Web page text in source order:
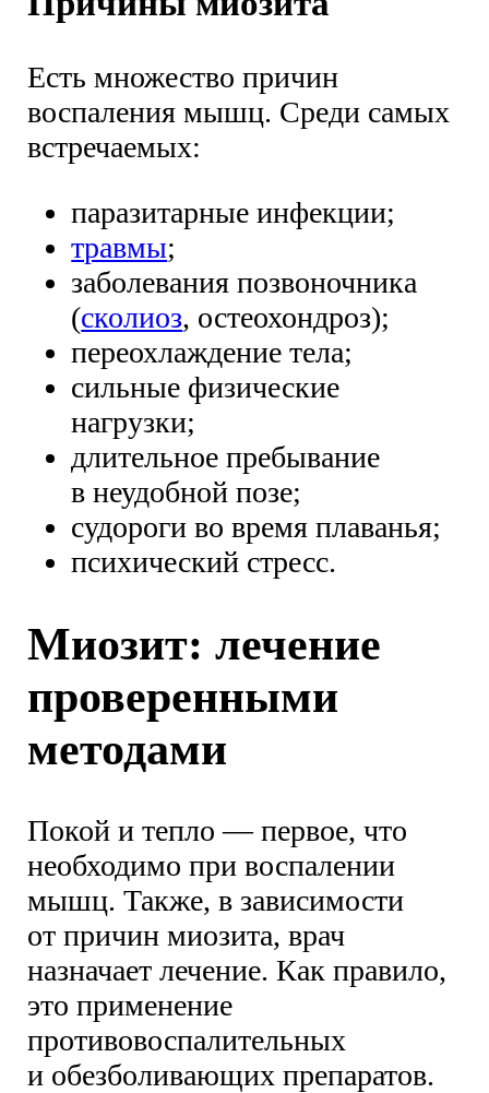
Есть множество причин
воспаления мышц. Среди самых
встречаемых:
паразитарные инфекции;
травмы;
заболевания позвоночника
(сколиоз, остеохондроз);
переохлаждение тела;
сильные физические
нагрузки;
длительное пребывание
в неудобной позе;
судороги во время плаванья;
психический стресс.
Миозит: лечение
проверенными
методами
Покой и тепло — первое, что
необходимо при воспалении
мышц. Также, в зависимости
от причин миозита, врач
назначает лечение. Как правило,
это применение
противовоспалительных
и обезболивающих препаратов.